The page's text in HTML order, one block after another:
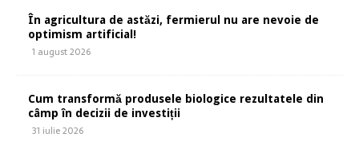
În agricultura de astăzi, fermierul nu are nevoie de
optimism artificial!
1 august 2026
Cum transformă produsele biologice rezultatele din
câmp în decizii de investiții
31 iulie 2026